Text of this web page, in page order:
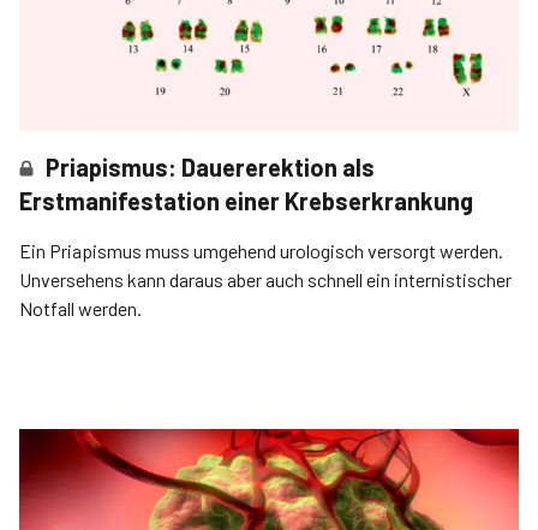
Priapismus: Dauererektion als
Erstmanifestation einer Krebserkrankung
Ein Priapismus muss umgehend urologisch versorgt werden.
Unversehens kann daraus aber auch schnell ein internistischer
Notfall werden.